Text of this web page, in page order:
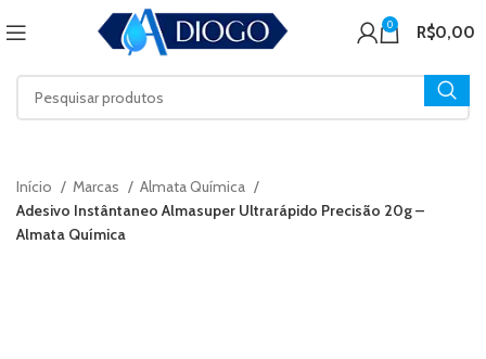
0 R$0,00
Início Marcas
Almata Química
Adesivo Instântaneo Almasuper Ultrarápido Precisão 20g –
Almata Química